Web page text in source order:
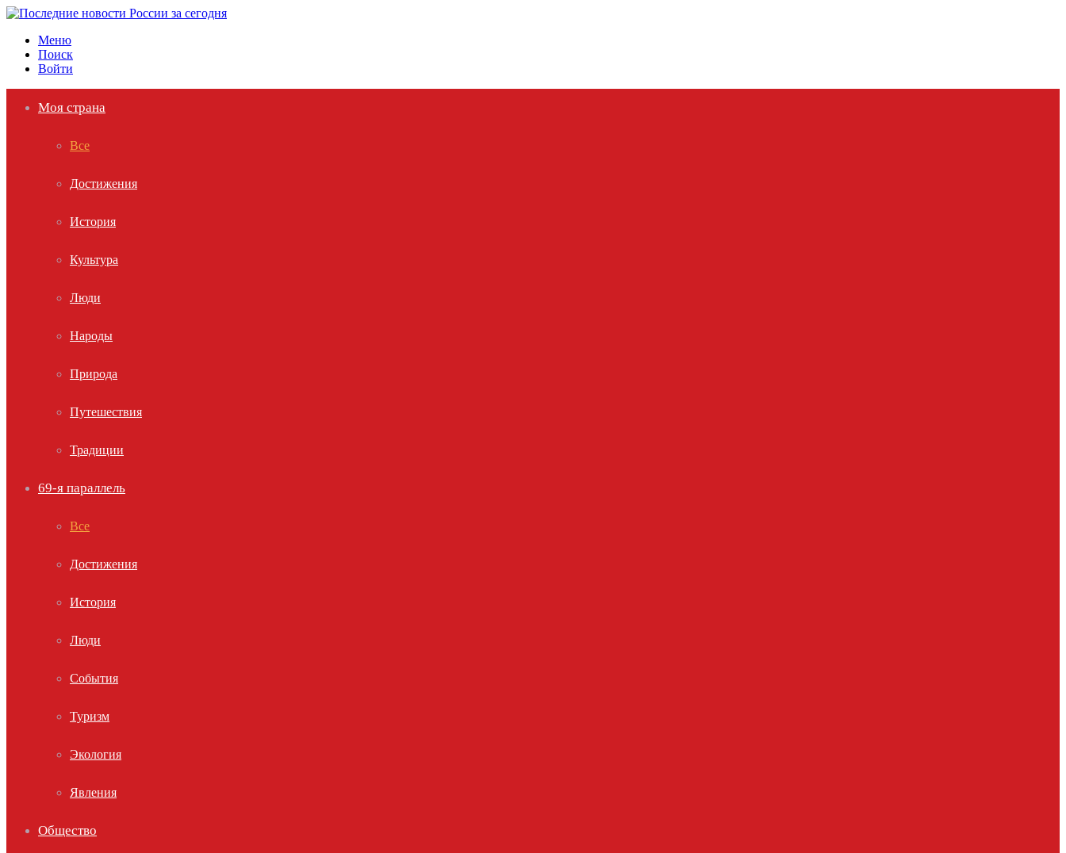
Меню
Поиск
Войти
Моя страна
Все
Достижения
История
Культура
Люди
Народы
Природа
Путешествия
Традиции
69-я параллель
Все
Достижения
История
Люди
События
Туризм
Экология
Явления
Общество